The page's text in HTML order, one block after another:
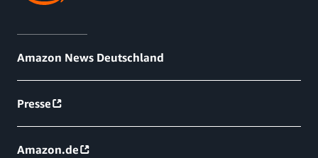
Amazon News Deutschland
Presse
Amazon.de